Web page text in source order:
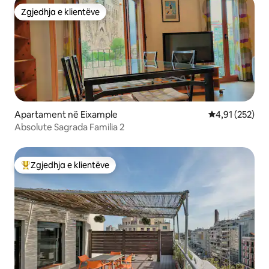
Zgjedhja e klientëve
Zgjedhja e klientëve
Apartament në Eixample Vlerësimi
4,91 (252)
Absolute Sagrada Familia 2
Më të mirat e zgjedhjeve të klientëve
Zgjedhja e klientëve